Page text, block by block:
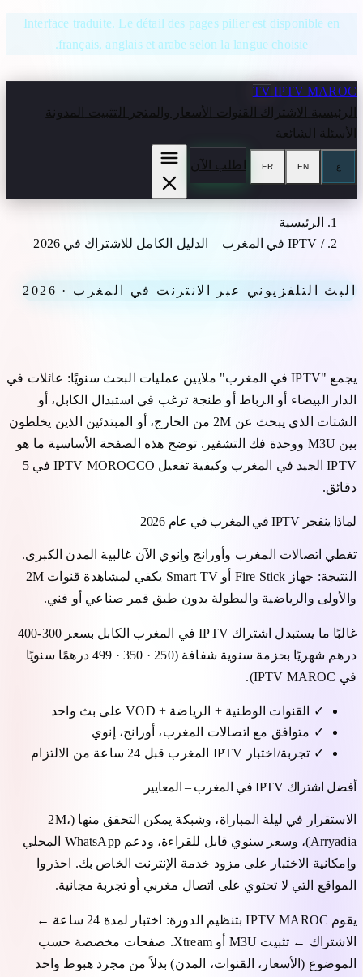
انتقل إلى المحتوى
Interface traduite. Le détail des pages pilier est disponible en
français, anglais et arabe selon la langue choisie.
TV IPTV MAROC
الرئيسية
الاشتراك القنوات الأسعار والمتجر التثبيت
المدونة
الأسئلة الشائعة
FR EN ع اطلب الآن
الرئيسية
/ IPTV في المغرب – الدليل الكامل للاشتراك في 2026
البث التلفزيوني عبر الانترنت في المغرب · 2026
يجمع "IPTV في المغرب" ملايين عمليات البحث سنويًا: عائلات في
الدار البيضاء أو الرباط أو طنجة ترغب في استبدال الكابل، أو
الشتات الذي يبحث عن 2M من الخارج، أو المبتدئين الذين يخلطون
بين M3U ووحدة فك التشفير. توضح هذه الصفحة الأساسية ما هو
IPTV الجيد في المغرب وكيفية تفعيل IPTV MOROCCO في 5
دقائق.
لماذا ينفجر IPTV في المغرب في عام 2026
تغطي اتصالات المغرب وأورانج وإنوي الآن غالبية المدن الكبرى.
النتيجة: جهاز Fire Stick أو Smart TV يكفي لمشاهدة قنوات 2M
والأولى والرياضية والبطولة بدون طبق قمر صناعي أو فني.
غالبًا ما يستبدل اشتراك IPTV في المغرب الكابل بسعر 300-400
درهم شهريًا بحزمة سنوية شفافة (250 · 350 · 499 درهمًا سنويًا
في IPTV MAROC).
✓
القنوات الوطنية + الرياضة + VOD على بث واحد
✓ متوافق مع اتصالات المغرب، أورانج، إنوي
✓ تجربة/اختبار IPTV المغرب قبل 24 ساعة من الالتزام
أفضل اشتراك IPTV في المغرب – المعايير
الاستقرار في ليلة المباراة، وشبكة يمكن التحقق منها (2M،
Arryadia)، وسعر سنوي قابل للقراءة، ودعم WhatsApp المحلي
وإمكانية الاختبار على مزود خدمة الإنترنت الخاص بك. احذروا
المواقع التي لا تحتوي على اتصال مغربي أو تجربة مجانية.
يقوم IPTV MAROC بتنظيم الدورة: اختبار لمدة 24 ساعة ←
الاشتراك ← تثبيت M3U أو Xtream. صفحات مخصصة حسب
الموضوع (الأسعار، القنوات، المدن) بدلاً من مجرد هبوط واحد